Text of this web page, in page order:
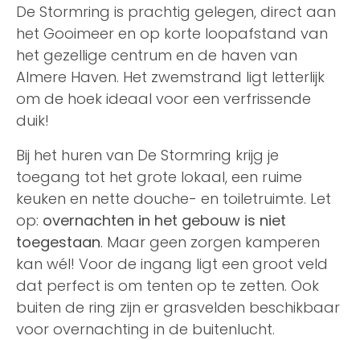
De Stormring is prachtig gelegen, direct aan
het Gooimeer en op korte loopafstand van
het gezellige centrum en de haven van
Almere Haven. Het zwemstrand ligt letterlijk
om de hoek ideaal voor een verfrissende
duik!
Bij het huren van De Stormring krijg je
toegang tot het grote lokaal, een ruime
keuken en nette douche- en toiletruimte. Let
op: overnachten in het gebouw is niet
toegestaan. Maar geen zorgen kamperen
kan wél! Voor de ingang ligt een groot veld
dat perfect is om tenten op te zetten. Ook
buiten de ring zijn er grasvelden beschikbaar
voor overnachting in de buitenlucht.